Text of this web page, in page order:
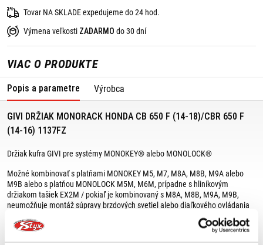
Tovar NA SKLADE expedujeme do 24 hod.
Výmena veľkosti ZADARMO do 30 dní
VIAC O PRODUKTE
Popis a parametre Výrobca
GIVI DRŽIAK MONORACK HONDA CB 650 F (14-18)/CBR 650 F
(14-16) 1137FZ
Držiak kufra GIVI pre systémy MONOKEY® alebo MONOLOCK®
Možné kombinovať s platňami MONOKEY M5, M7, M8A, M8B, M9A alebo
M9B alebo s platňou MONOLOCK M5M, M6M, prípadne s hliníkovým
držiakom tašiek EX2M / pokiaľ je kombinovaný s M8A, M8B, M9A, M9B,
neumožňuje montáž súpravy brzdových svetiel alebo diaľkového ovládania